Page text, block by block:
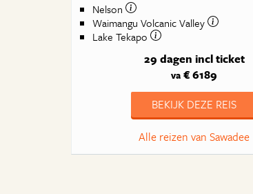
Nelson
Waimangu Volcanic Valley
Lake Tekapo
29 dagen incl ticket
va € 6189
BEKIJK DEZE REIS
Alle reizen van Sawadee